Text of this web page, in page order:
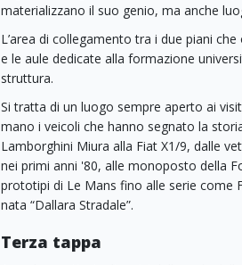
materializzano il suo genio, ma anche
L’area di collegamento tra i due piani
e le aule dedicate alla formazione
struttura.
Si tratta di un luogo sempre aperto ai
mano i veicoli che hanno segnato la
Lamborghini Miura alla Fiat X1/9, dalle
nei primi anni '80, alle monoposto della
prototipi di Le Mans fino alle serie come
nata “Dallara Stradale”.
Terza tappa